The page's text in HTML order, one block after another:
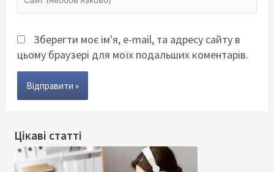
(необов'язково)
Зберегти моє ім'я, e-mail, та адресу сайту в
цьому браузері для моїх подальших коментарів.
Цікаві статті